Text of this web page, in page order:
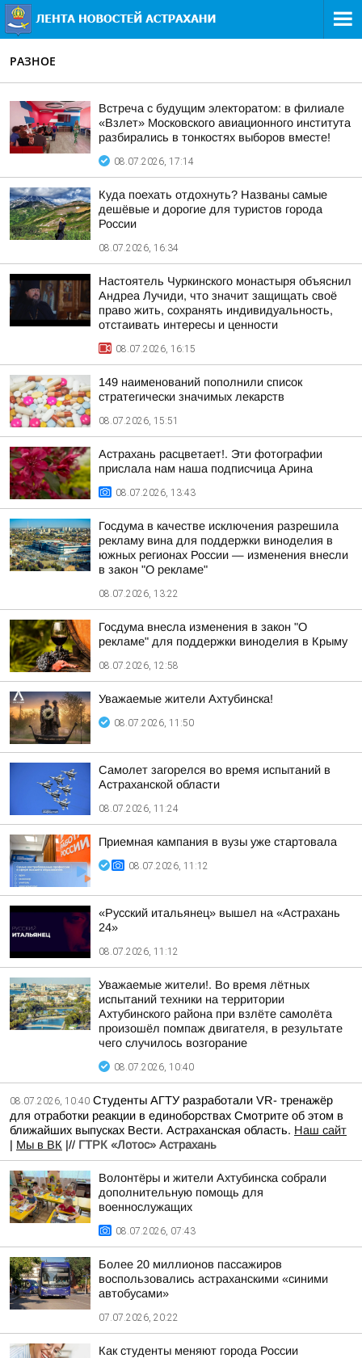
РАЗНОЕ
Встреча с будущим электоратом: в филиале
«Взлет» Московского авиационного института
разбирались в тонкостях выборов вместе!
08.07.2026, 17:14
Куда поехать отдохнуть? Названы самые
дешёвые и дорогие для туристов города
России
08.07.2026, 16:34
Настоятель Чуркинского монастыря объяснил
Андреа Лучиди, что значит защищать своё
право жить, сохранять индивидуальность,
отстаивать интересы и ценности
08.07.2026, 16:15
149 наименований пополнили список
стратегически значимых лекарств
08.07.2026, 15:51
Астрахань расцветает!. Эти фотографии
прислала нам наша подписчица Арина
08.07.2026, 13:43
Госдума в качестве исключения разрешила
рекламу вина для поддержки виноделия в
южных регионах России — изменения внесли
в закон "О рекламе"
08.07.2026, 13:22
Госдума внесла изменения в закон "О
рекламе" для поддержки виноделия в Крыму
08.07.2026, 12:58
Уважаемые жители Ахтубинска!
08.07.2026, 11:50
Самолет загорелся во время испытаний в
Астраханской области
08.07.2026, 11:24
Приемная кампания в вузы уже стартовала
08.07.2026, 11:12
«Русский итальянец» вышел на «Астрахань
24»
08.07.2026, 11:12
Уважаемые жители!. Во время лётных
испытаний техники на территории
Ахтубинского района при взлёте самолёта
произошёл помпаж двигателя, в результате
чего случилось возгорание
08.07.2026, 10:40
08.07.2026, 10:40 Студенты АГТУ разработали VR- тренажёр
для отработки реакции в единоборствах Смотрите об этом в
ближайших выпусках Вести. Астраханская область. Наш сайт
| Мы в ВК |// ГТРК «Лотос» Астрахань
Волонтёры и жители Ахтубинска собрали
дополнительную помощь для
военнослужащих
08.07.2026, 07:43
Более 20 миллионов пассажиров
воспользовались астраханскими «синими
автобусами»
07.07.2026, 20:22
Как студенты меняют города России